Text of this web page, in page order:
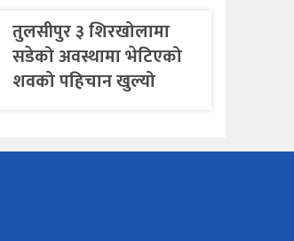
तुलसीपुर ३ शिरखोलामा
सडेको अवस्थामा भेटिएको
शवको पहिचान खुल्यो